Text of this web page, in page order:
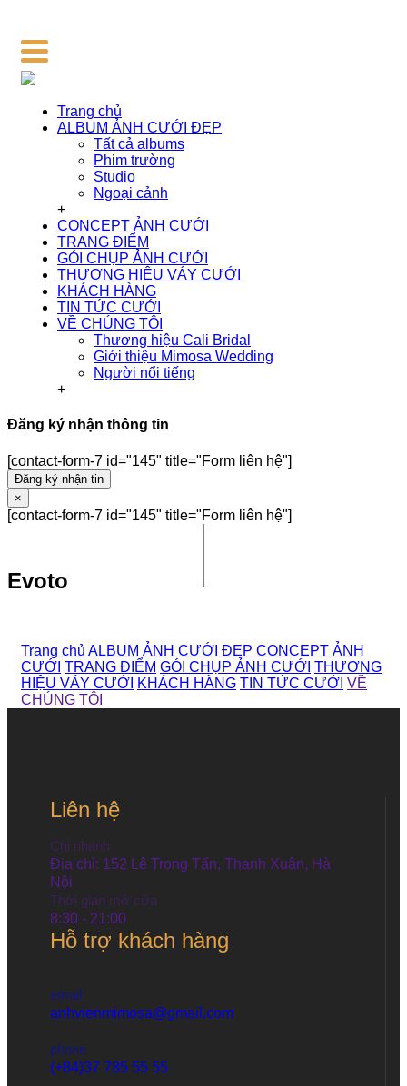
Trang chủ
ALBUM ẢNH CƯỚI ĐẸP
Tất cả albums
Phim trường
Studio
Ngoại cảnh
+
CONCEPT ẢNH CƯỚI
TRANG ĐIỂM
GÓI CHỤP ẢNH CƯỚI
THƯƠNG HIỆU VÁY CƯỚI
KHÁCH HÀNG
TIN TỨC CƯỚI
VỀ CHÚNG TÔI
Thương hiệu Cali Bridal
Giới thiệu Mimosa Wedding
Người nổi tiếng
+
Đăng ký nhận thông tin
[contact-form-7 id="145" title="Form liên hệ"]
Đăng ký nhận tin
×
[contact-form-7 id="145" title="Form liên hệ"]
Evoto
Trang chủ ALBUM ẢNH CƯỚI ĐẸP CONCEPT ẢNH
CƯỚI TRANG ĐIỂM GÓI CHỤP ẢNH CƯỚI THƯƠNG
HIỆU VÁY CƯỚI KHÁCH HÀNG TIN TỨC CƯỚI VỀ
CHÚNG TÔI
Liên hệ
Chi nhánh
Địa chỉ: 152 Lê Trọng Tấn, Thanh Xuân, Hà
Nội
Thời gian mở cửa
8:30 - 21:00
Hỗ trợ khách hàng
email
anhvienmimosa@gmail.com
phone
(+84)37 785 55 55